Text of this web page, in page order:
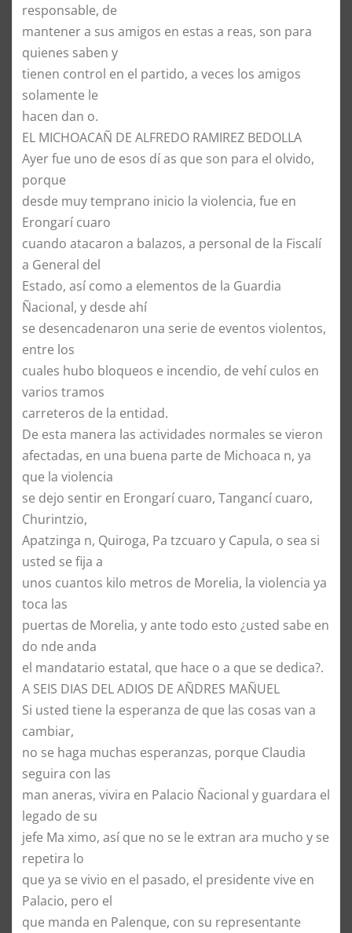
responsable, de
mantener a sus amigos en estas a reas, son para
quienes saben y
tienen control en el partido, a veces los amigos
solamente le
hacen dan o.
EL MICHOACAÑ DE ALFREDO RAMIREZ BEDOLLA
Ayer fue uno de esos dí as que son para el olvido,
porque
desde muy temprano inicio la violencia, fue en
Erongarí cuaro
cuando atacaron a balazos, a personal de la Fiscalí
a General del
Estado, así como a elementos de la Guardia
Ñacional, y desde ahí
se desencadenaron una serie de eventos violentos,
entre los
cuales hubo bloqueos e incendio, de vehí culos en
varios tramos
carreteros de la entidad.
De esta manera las actividades normales se vieron
afectadas, en una buena parte de Michoaca n, ya
que la violencia
se dejo sentir en Erongarí cuaro, Tangancí cuaro,
Churintzio,
Apatzinga n, Quiroga, Pa tzcuaro y Capula, o sea si
usted se fija a
unos cuantos kilo metros de Morelia, la violencia ya
toca las
puertas de Morelia, y ante todo esto ¿usted sabe en
do nde anda
el mandatario estatal, que hace o a que se dedica?.
A SEIS DIAS DEL ADIOS DE AÑDRES MAÑUEL
Si usted tiene la esperanza de que las cosas van a
cambiar,
no se haga muchas esperanzas, porque Claudia
seguira con las
man aneras, vivira en Palacio Ñacional y guardara el
legado de su
jefe Ma ximo, así que no se le extran ara mucho y se
repetira lo
que ya se vivio en el pasado, el presidente vive en
Palacio, pero el
que manda en Palenque, con su representante